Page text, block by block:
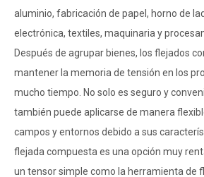
aluminio, fabricación de papel, horno de
electrónica, textiles, maquinaria y
Después de agrupar bienes, los flejados
mantener la memoria de tensión en los
mucho tiempo. No solo es seguro y
también puede aplicarse de manera
campos y entornos debido a sus
flejada compuesta es una opción muy
un tensor simple como la herramienta de